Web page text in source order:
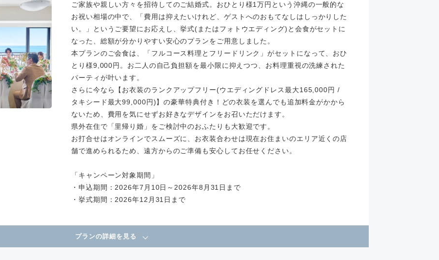
ご家族や親しい方々を招待してのご結婚式。おひとり様1万円という沖縄の一般的な
お祝い相場の中で、「費用は抑えたいけれど、ゲストへのおもてなしはしっかりした
い。」というご要望にお応えし、挙式(またはフォトウエディング)と会食がセットに
なった、総額が分かりやすい安心のプランをご用意しました。
本プランのご会食は、「フルコース料理とフリードリンク」がセットになって、おひ
とり様9,000円。お二人の自己負担額を最小限に抑えつつ、お料理重視の洗練された
パーティが叶います。
さらに今なら【お衣装のランクアップフリー(ウエディングドレス最大165,000円 /
タキシード最大99,000円)】の豪華特典付き！どの衣装を選んでも追加料金がかから
ないため、費用を気にせずお好きなデザインをお召いただけます。
県外在住で「里帰り婚」をご検討中のおふたりも大歓迎です。
お打合せはオンラインでスムーズに、お衣装合わせは現在お住まいのエリア近くの店
舗で進められるため、遠方からのご準備も安心してお任せください。
「キャンペーン対象期間」
・申込期間：2026年7月10日～2026年8月31日まで
・挙式期間：2026年12月31日まで
プランの詳細を見る